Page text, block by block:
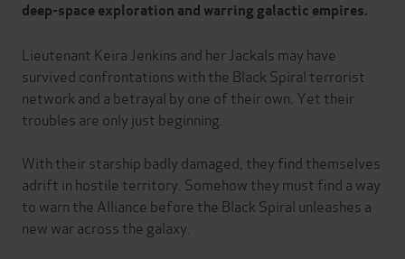
deep-space exploration and warring galactic empires.
Lieutenant Keira Jenkins and her Jackals may have
survived confrontations with the Black Spiral terrorist
network and a betrayal by one of their own. Yet their
troubles are only just beginning.
With their starship badly damaged, they find themselves
adrift in hostile territory. Somehow they must find a way
to warn the Alliance before the Black Spiral unleashes a
new war across the galaxy.